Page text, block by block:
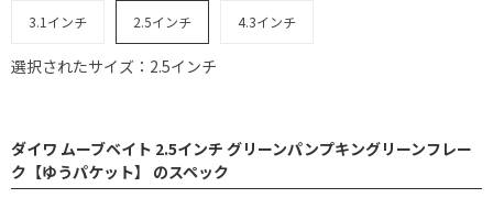
3.1インチ 2.5インチ 4.3インチ
選択されたサイズ：2.5インチ
ダイワ ムーブベイト 2.5インチ グリーンパンプキングリーンフレー
ク【ゆうパケット】 のスペック